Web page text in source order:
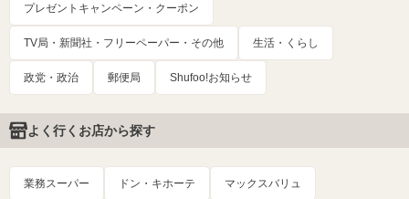
プレゼントキャンペーン・クーポン
TV局・新聞社・フリーペーパー・その他 生活・くらし
政党・政治 郵便局 Shufoo!お知らせ
よく行くお店から探す
業務スーパー ドン・キホーテ マックスバリュ